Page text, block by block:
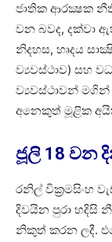
ජාතික ආරක්‍ෂක
වන බවද, දක්වා
නිදහස, හෘදය
ව්‍යවස්ථාව) සහ
ව්‍යවස්ථාවන්
අනෙකුත් මූළික
ජූලි 18 වන
රනිල් වික්‍රමසිංහ
දිවයින පුරා හදිසි
නිකුත් කරන ලදී.